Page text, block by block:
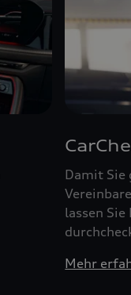
Damit Sie
lassen
Mehr